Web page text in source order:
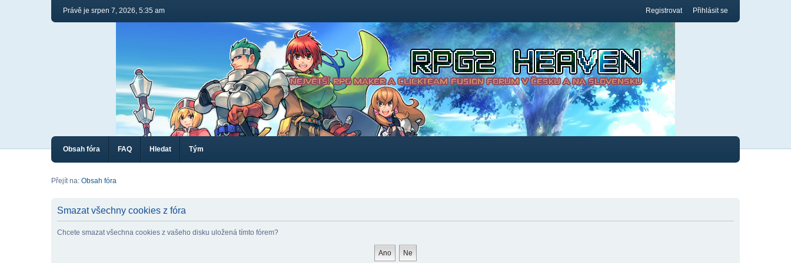
Právě je srpen 7, 2026, 5:35 am Registrovat Přihlásit se
Obsah fóra FAQ Hledat Tým
Přejít na: Obsah fóra
Smazat všechny cookies z fóra
Chcete smazat všechna cookies z vašeho disku uložená tímto fórem?